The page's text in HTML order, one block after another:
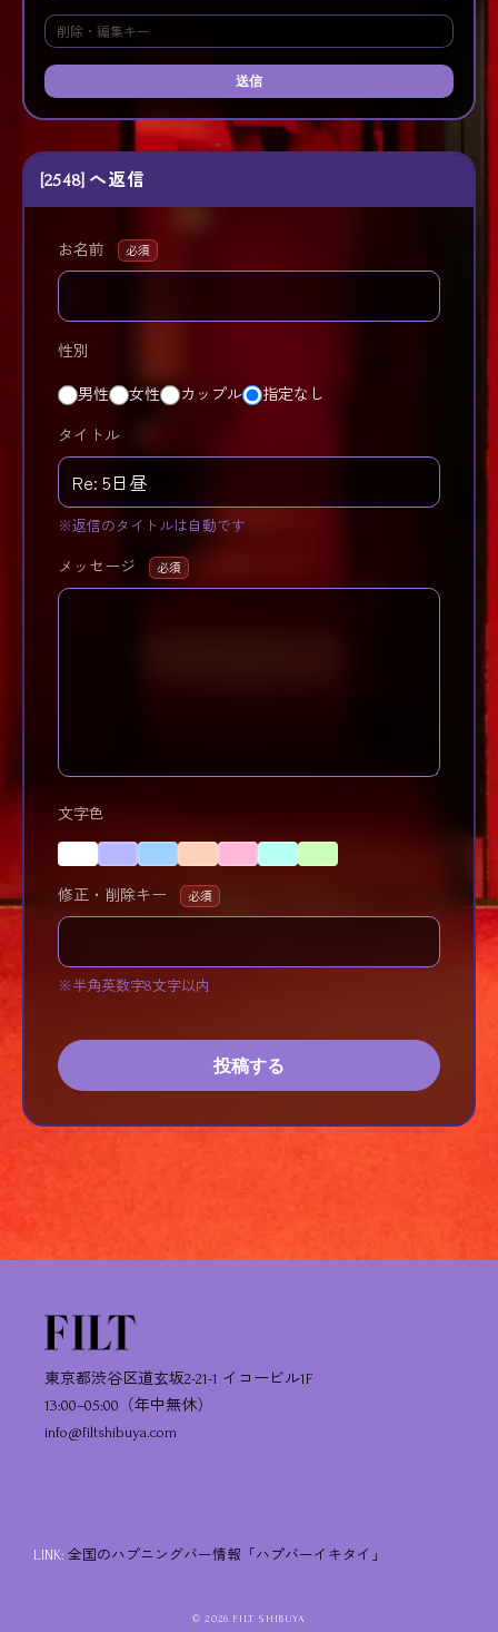
送信
[2548] へ返信
お名前 必須
性別
男性 女性 カップル 指定なし
タイトル
※返信のタイトルは自動です
メッセージ 必須
文字色
修正・削除キー 必須
※半角英数字8文字以内
投稿する
東京都渋谷区道玄坂2-21-1 イコービル1F
13:00–05:00（年中無休）
info@filtshibuya.com
LINK: 全国のハプニングバー情報「ハプバーイキタイ」
© 2026 FILT SHIBUYA